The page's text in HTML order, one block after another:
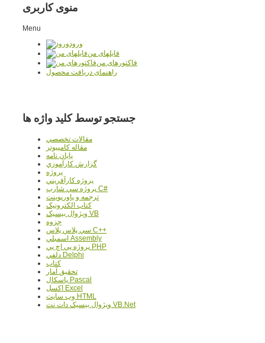
منوی کاربری
Menu
ورود
فایلهای من
فاکتورهای من
راهنمای دریافت محصول
جستجو توسط کلید واژه ها
مقالات تخصصي
مقاله کامپیوتر
پایان نامه
گزارش کارآموزي
پروژه
پروژه کارآفريني
پروژه سي شارپ C#
ترجمه و پاورپوينت
کتاب الکترونيک
ويژوال بيسيک VB
جزوه
سي پلاس پلاس C++
اسمبلي Assembly
پروژه پي اچ پي PHP
دلفي Delphi
کتاب
تحقيق آمار
پاسکال Pascal
اکسل Excel
وب سايت HTML
ويژوال بيسيک دات نت VB.Net